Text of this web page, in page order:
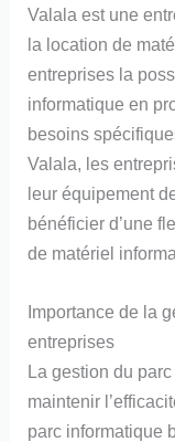
Valala est une
la location de
entreprises la
informatique en
besoins
Valala, les
leur équipement
bénéficier d’une
de matériel
Importance de la
entreprises
La gestion du
maintenir
parc informatique